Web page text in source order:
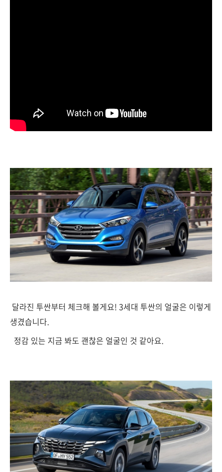
달라진 투싼부터 체크해 볼게요! 3세대 투싼의 얼굴은 이렇게
생겼습니다.
정감 있는 지금 봐도 괜찮은 얼굴인 것 같아요.